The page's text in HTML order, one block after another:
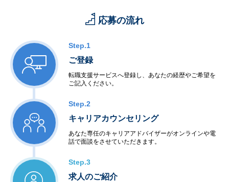
応募の流れ
Step.1
ご登録
転職支援サービスへ登録し、あなたの経歴やご希望を
ご記入ください。
Step.2
キャリアカウンセリング
あなた専任のキャリアアドバイザーがオンラインや電
話で面談をさせていただきます。
Step.3
求人のご紹介